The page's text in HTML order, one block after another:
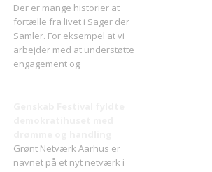
Der er mange historier at
fortælle fra livet i Sager der
Samler. For eksempel at vi
arbejder med at understøtte
engagement og
Grønt Netværk Aarhus er
navnet på et nyt netværk i